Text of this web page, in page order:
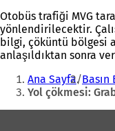
Otobüs trafiği MVG
yönlendirilecektir.
bilgi, çöküntü bölgesi
anlaşıldıktan sonra
Buradasınız:
Ana Sayfa
Yol çökmesi: